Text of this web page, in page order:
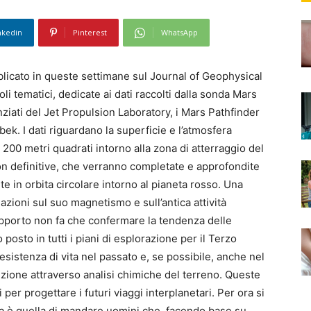
Pinterest WhatsApp
in queste settimane sul Journal of Geophysical
tematici, dedicate ai dati raccolti dalla sonda Mars
del Jet Propulsion Laboratory, i Mars Pathfinder
I dati riguardano la superficie e l’atmosfera
metri quadrati intorno alla zona di atterraggio del
definitive, che verranno completate e approfondite
in orbita circolare intorno al pianeta rosso. Una
sul suo magnetismo e sull’antica attività
non fa che confermare la tendenza delle
in tutti i piani di esplorazione per il Terzo
di vita nel passato e, se possibile, anche nel
attraverso analisi chimiche del terreno. Queste
progettare i futuri viaggi interplanetari. Per ora si